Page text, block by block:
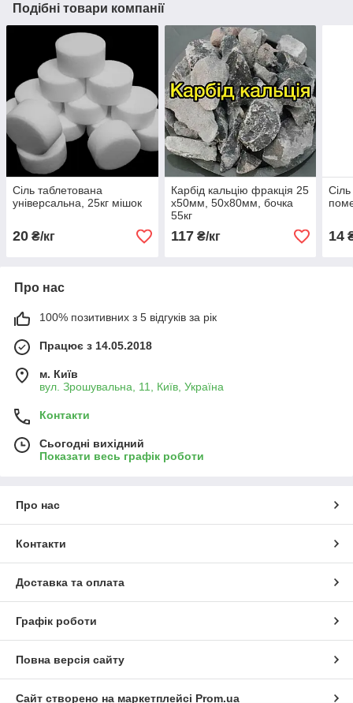
Подібні товари компанії
Сіль таблетована
універсальна, 25кг мішок
20 ₴/кг
Карбід кальцію фракція 25
x50мм, 50х80мм, бочка
55кг
117₴/кг 14
Про нас
100% позитивних з 5 відгуків за рік
Працює з 14.05.2018
м. Київ
вул. Зрошувальна, 11, Київ, Україна
Контакти
Сьогодні вихідний
Показати весь графік роботи
Про нас
Контакти
Доставка та оплата
Графік роботи
Повна версія сайту
Сайт створено на маркетплейсі Prom.ua